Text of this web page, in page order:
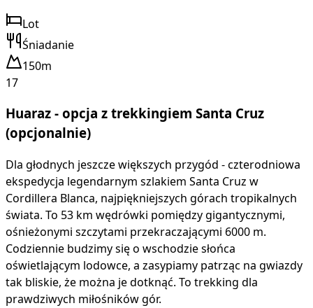
Lot
Śniadanie
150m
17
Huaraz - opcja z trekkingiem Santa Cruz
(opcjonalnie)
Dla głodnych jeszcze większych przygód - czterodniowa
ekspedycja legendarnym szlakiem Santa Cruz w
Cordillera Blanca, najpiękniejszych górach tropikalnych
świata. To 53 km wędrówki pomiędzy gigantycznymi,
ośnieżonymi szczytami przekraczającymi 6000 m.
Codziennie budzimy się o wschodzie słońca
oświetlającym lodowce, a zasypiamy patrząc na gwiazdy
tak bliskie, że można je dotknąć. To trekking dla
prawdziwych miłośników gór.